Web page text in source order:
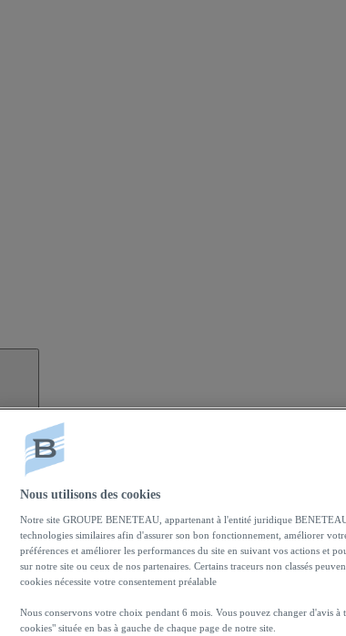
durable et accessible.
Nous utilisons des cookies
Notre site GROUPE BENETEAU, appartenant à l'entité juridique
technologies similaires afin d'assurer son bon fonctionnement, améliorer
préférences et améliorer les performances du site en suivant vos actions et
sur notre site ou ceux de nos partenaires. Certains traceurs non classés
cookies nécessite votre consentement préalable
Nous conservons votre choix pendant 6 mois. Vous pouvez changer d'avis
cookies" située en bas à gauche de chaque page de notre site.